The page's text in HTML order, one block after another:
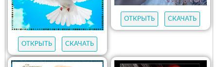
ОТКРЫТЬ СКАЧАТЬ
ОТКРЫТЬ СКАЧАТЬ